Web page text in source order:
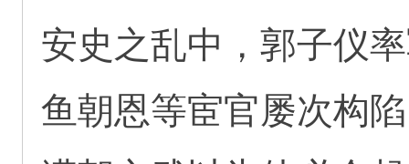
安史之乱中，郭子仪
鱼朝恩等宦官屡次构